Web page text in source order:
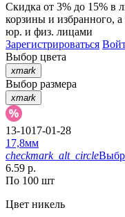
Скидка от 3% до 15% в
корзины и избранного,
юр. и физ. лицами
Зарегистрироваться
Выбор цвета
xmark
Выбор размера
xmark
13-1017-01-28
17,8мм
checkmark_alt_circle
6.59 р.
По 100 шт
Цвет никель